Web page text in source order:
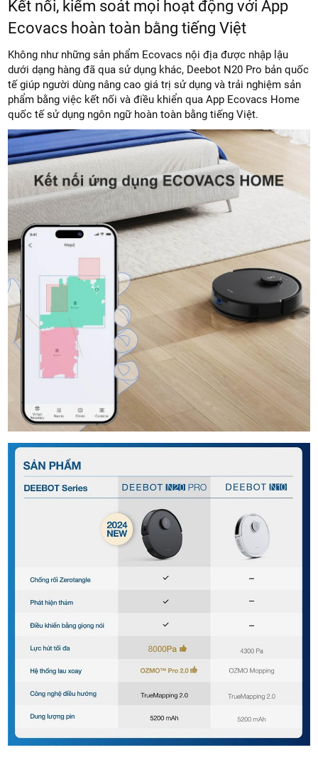
Kết nối, kiểm soát mọi hoạt động với App
Ecovacs hoàn toàn bằng tiếng Việt
Không như những sản phẩm Ecovacs nội địa được nhập lậu
dưới dạng hàng đã qua sử dụng khác, Deebot N20 Pro bản quốc
tế giúp người dùng nâng cao giá trị sử dụng và trải nghiệm sản
phẩm bằng việc kết nối và điều khiển qua App Ecovacs Home
quốc tế sử dụng ngôn ngữ hoàn toàn bằng tiếng Việt.